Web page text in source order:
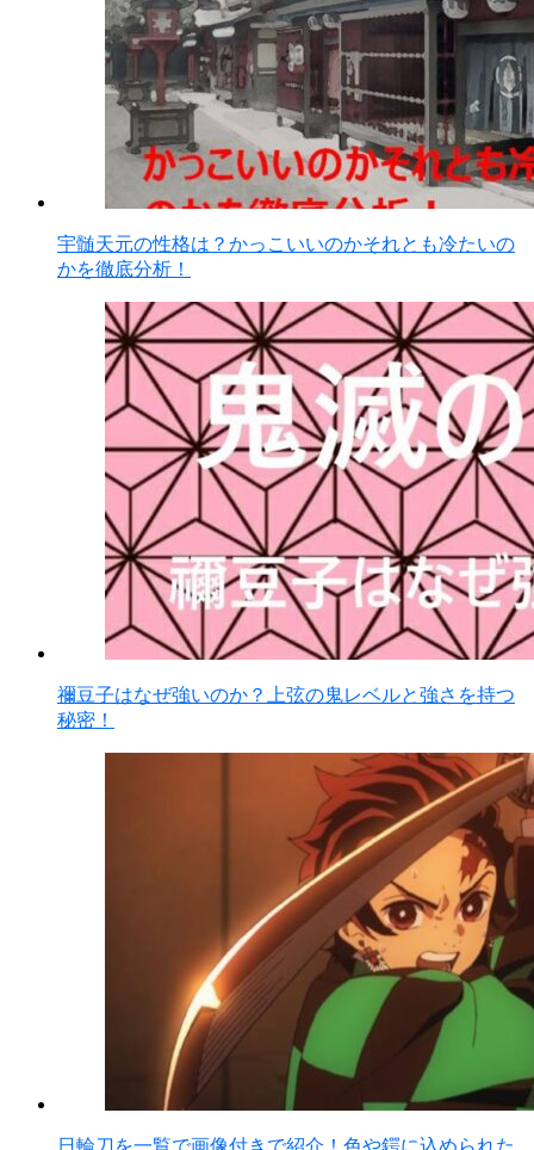
宇髄天元の性格は？かっこいいのかそれとも冷たいの
かを徹底分析！
禰豆子はなぜ強いのか？上弦の鬼レベルと強さを持つ
秘密！